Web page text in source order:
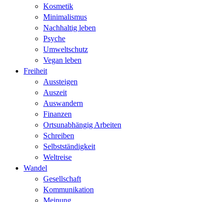
Kosmetik
Minimalismus
Nachhaltig leben
Psyche
Umweltschutz
Vegan leben
Freiheit
Aussteigen
Auszeit
Auswandern
Finanzen
Ortsunabhängig Arbeiten
Schreiben
Selbstständigkeit
Weltreise
Wandel
Gesellschaft
Kommunikation
Meinung